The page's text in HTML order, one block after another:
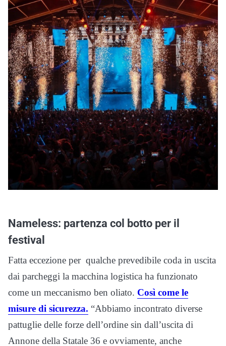
Nameless: partenza col botto per il
festival
Fatta eccezione per qualche prevedibile coda in uscita
dai parcheggi la macchina logistica ha funzionato
come un meccanismo ben oliato. Così come le
misure di sicurezza. “Abbiamo incontrato diverse
pattuglie delle forze dell’ordine sin dall’uscita di
Annone della Statale 36 e ovviamente, anche